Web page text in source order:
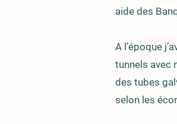
aide des
A l’époque
tunnels avec
des tubes
selon les